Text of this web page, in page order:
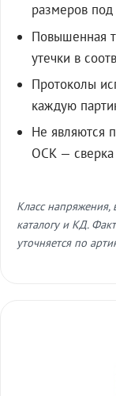
размеров под
Повышенная
утечки в
Протоколы
каждую
Не являются
ОСК — сверка
Класс
каталогу и КД.
уточняется по